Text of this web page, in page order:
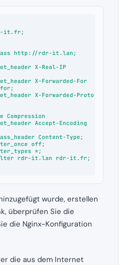
wurde, erstellen
überprüfen Sie die
die Nginx-Konfiguration
die aus dem Internet